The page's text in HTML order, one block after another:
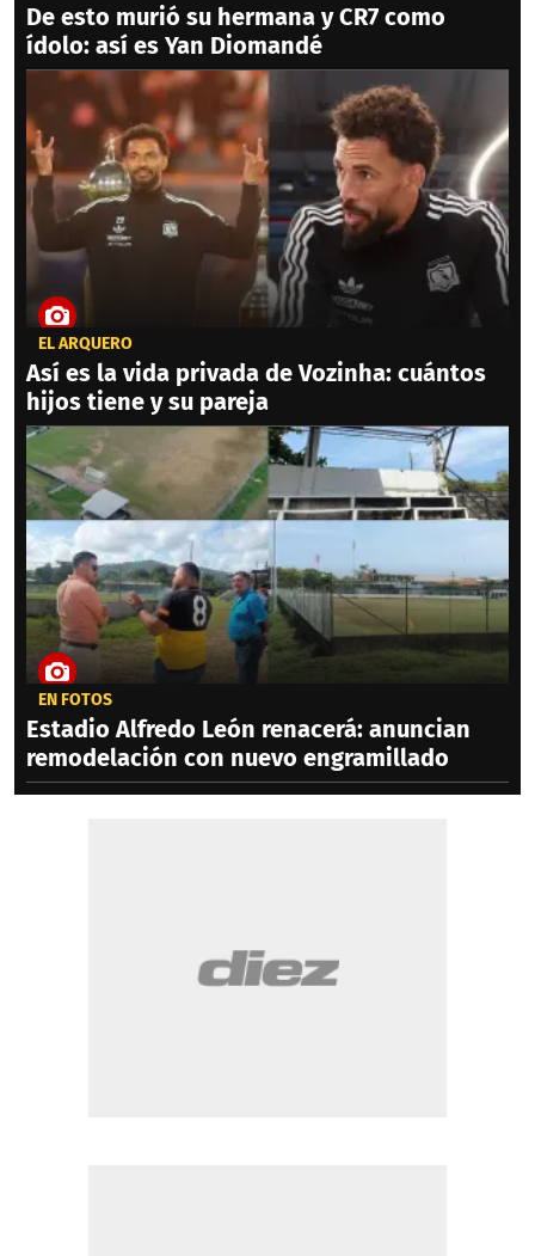
De esto murió su hermana y CR7 como
ídolo: así es Yan Diomandé
EL ARQUERO
Así es la vida privada de Vozinha: cuántos
hijos tiene y su pareja
EN FOTOS
Estadio Alfredo León renacerá: anuncian
remodelación con nuevo engramillado